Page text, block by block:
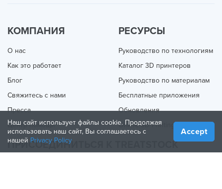
КОМПАНИЯ
О нас
Как это работает
Блог
Свяжитесь с нами
Пресса
Центр помощи
РЕСУРСЫ
Руководство по технологиям
Каталог 3D принтеров
Руководство по материалам
Бесплатные приложения
Обновления
Online 3D Printing
ПРИСОЕДИНИТЬСЯ К TREATSTOCK
Наш сайт использует файлы cookie. Продолжая
использовать наш сайт, Вы соглашаетесь с
нашей Privacy Policy
Accept